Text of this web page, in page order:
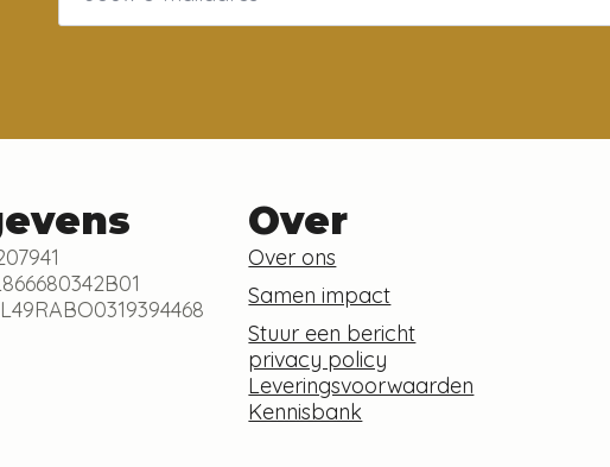
Over
Over ons
Samen impact
Stuur een bericht
privacy policy
Leveringsvoorwaarden
Kennisbank